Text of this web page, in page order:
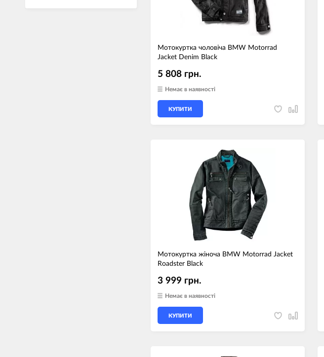
Мотокуртка чоловіча BMW Motorrad
Jacket Denim Black
5 808 грн.
Немає в наявності
КУПИТИ
Мотокуртка жіноча BMW Motorrad Jacket
Roadster Black
3 999 грн.
Немає в наявності
КУПИТИ